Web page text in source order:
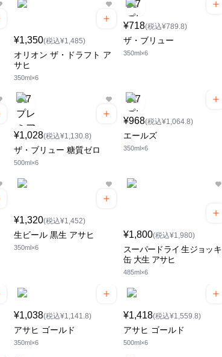
¥1,350(税込¥1,485)
オリオン ザ・ドラフト ア
サヒ
350ml×6
¥718(税込¥789.8)
ザ・ブリュー
350ml×6
¥1,028(税込¥1,130.8)
ザ・ブリュー 糖質ゼロ
500ml×6
¥968(税込¥1,064.8)
エールズ
350ml×6
¥1,320(税込¥1,452)
生ビール 黒生 アサヒ
350ml×6
¥1,800(税込¥1,980)
スーパードライ 生ジョッキ
缶 大生 アサヒ
485ml×6
¥1,038(税込¥1,141.8)
アサヒ ゴールド
350ml×6
¥1,418(税込¥1,559.8)
アサヒ ゴールド
500ml×6